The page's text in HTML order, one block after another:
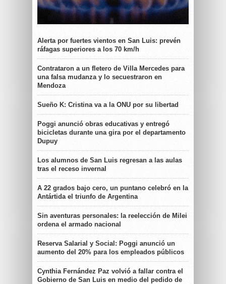
Alerta por fuertes vientos en San Luis: prevén
ráfagas superiores a los 70 km/h
Contrataron a un fletero de Villa Mercedes para
una falsa mudanza y lo secuestraron en
Mendoza
Sueño K: Cristina va a la ONU por su libertad
Poggi anunció obras educativas y entregó
bicicletas durante una gira por el departamento
Dupuy
Los alumnos de San Luis regresan a las aulas
tras el receso invernal
A 22 grados bajo cero, un puntano celebró en la
Antártida el triunfo de Argentina
Sin aventuras personales: la reelección de Milei
ordena el armado nacional
Reserva Salarial y Social: Poggi anunció un
aumento del 20% para los empleados públicos
Cynthia Fernández Paz volvió a fallar contra el
Gobierno de San Luis en medio del pedido de